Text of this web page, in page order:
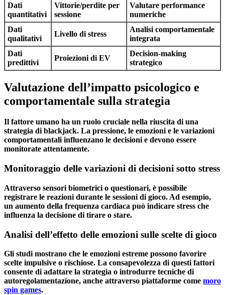
Dati
quantitativi
Vittorie/perdite per
sessione
Valutare performance
numeriche
Dati
qualitativi
Livello di stress
Analisi comportamentale
integrata
Dati
predittivi
Proiezioni di EV
Decision-making
strategico
Valutazione dell’impatto psicologico e
comportamentale sulla strategia
Il fattore umano ha un ruolo cruciale nella riuscita di una
strategia di blackjack. La pressione, le emozioni e le variazioni
comportamentali influenzano le decisioni e devono essere
monitorate attentamente.
Monitoraggio delle variazioni di decisioni sotto stress
Attraverso sensori biometrici o questionari, è possibile
registrare le reazioni durante le sessioni di gioco. Ad esempio,
un aumento della frequenza cardiaca può indicare stress che
influenza la decisione di tirare o stare.
Analisi dell’effetto delle emozioni sulle scelte di gioco
Gli studi mostrano che le emozioni estreme possono favorire
scelte impulsive o rischiose. La consapevolezza di questi fattori
consente di adattare la strategia o introdurre tecniche di
autoregolamentazione, anche attraverso piattaforme come moro
spin games.